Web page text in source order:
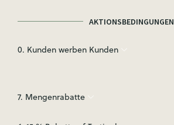
AKTIONSBEDINGUNGEN
0. Kunden werben Kunden
7. Mengenrabatte